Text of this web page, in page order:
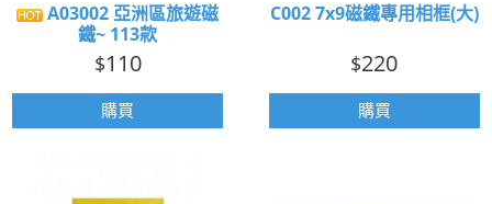
A03002 亞洲區旅遊磁
鐵~ 113款
$110
購買
C002 7x9磁鐵專用相框(大)
$220
購買